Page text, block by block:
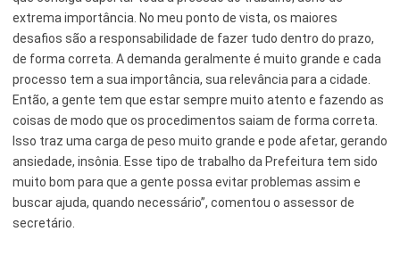
extrema importância. No meu ponto de vista, os maiores
desafios são a responsabilidade de fazer tudo dentro do prazo,
de forma correta. A demanda geralmente é muito grande e cada
processo tem a sua importância, sua relevância para a cidade.
Então, a gente tem que estar sempre muito atento e fazendo as
coisas de modo que os procedimentos saiam de forma correta.
Isso traz uma carga de peso muito grande e pode afetar, gerando
ansiedade, insônia. Esse tipo de trabalho da Prefeitura tem sido
muito bom para que a gente possa evitar problemas assim e
buscar ajuda, quando necessário”, comentou o assessor de
secretário.